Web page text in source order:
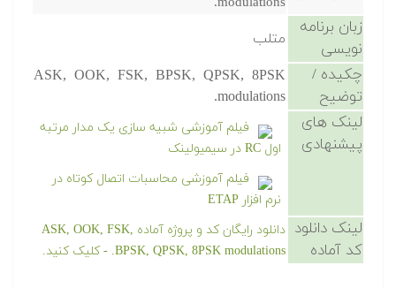
زبان برنامه
نویسی
متلب
چکیده /
توضیح
ASK, OOK, FSK, BPSK, QPSK, 8PSK
modulations.
لینک های
پیشنهادی
فیلم آموزشی شبیه سازی یک مدار مرتبه
اول RC در سیمیولینک
فیلم آموزشی محاسبات اتصال کوتاه در
نرم افزار ETAP
لینک دانلود
کد آماده
دانلود رایگان کد و پروژه آماده ASK, OOK, FSK,
BPSK, QPSK, 8PSK modulations. - کلیک کنید.